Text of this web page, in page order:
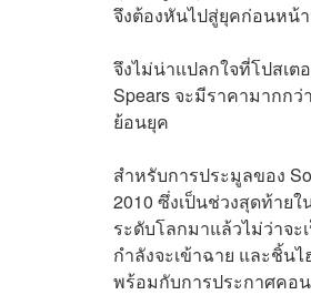
จึงต้องหันไปสู่ยุคก่อนหน้
จึงไม่น่าแปลกใจที่โปสเต
Spears จะมีราคามากก
ย้อนยุค
สำหรับการประมูลของ
2010 ซึ่งเป็นช่วงสุดท้ายใ
ระดับโลกมาแล้วไม่ว่าจะ
กำลังจะเข้าฉาย และชิ้น
พร้อมกับการประกาศคอน